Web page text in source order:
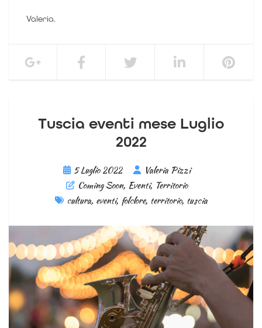
Valeria.
Tuscia eventi mese Luglio
2022
5 Luglio 2022
Valeria Pizzi
Coming Soon, Eventi, Territorio
cultura, eventi, folclore, territorio, tuscia